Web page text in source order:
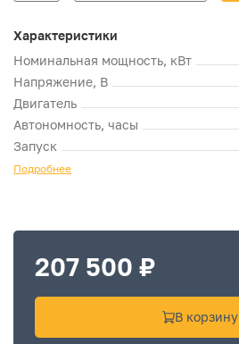
Характеристики
Номинальная мощность, кВт
Напряжение, В
Двигатель
Автономность, часы
Запуск
Подробнее
207 500 ₽
В корзину